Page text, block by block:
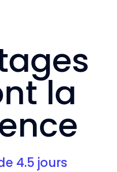
la
4.5 jours